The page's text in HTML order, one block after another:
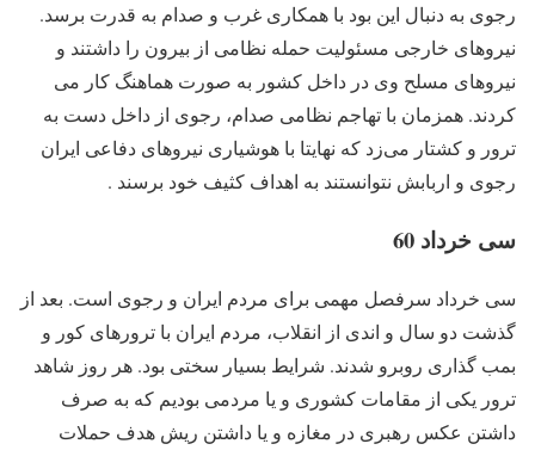
رجوی به دنبال این بود با همکاری غرب و صدام به قدرت برسد.
نیروهای خارجی مسئولیت حمله نظامی از بیرون را داشتند و
نیروهای مسلح وی در داخل کشور به صورت هماهنگ کار می
کردند. همزمان با تهاجم نظامی صدام، رجوی از داخل دست به
ترور و کشتار می‌زد که نهایتا با هوشیاری نیروهای دفاعی ایران
رجوی و اربابش نتوانستند به اهداف کثیف خود برسند .
سی خرداد 60
سی خرداد سرفصل مهمی برای مردم ایران و رجوی است. بعد از
گذشت دو سال و اندی از انقلاب، مردم ایران با ترورهای کور و
بمب گذاری روبرو شدند. شرایط بسیار سختی بود. هر روز شاهد
ترور یکی از مقامات کشوری و یا مردمی بودیم که به صرف
داشتن عکس رهبری در مغازه و یا داشتن ریش هدف حملات